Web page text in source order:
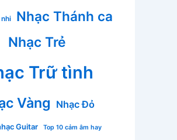
Nhạc Thánh ca
Nhạc Trẻ
Trữ tình
Vàng Nhạc Đỏ
Guitar Top 10 cảm âm hay